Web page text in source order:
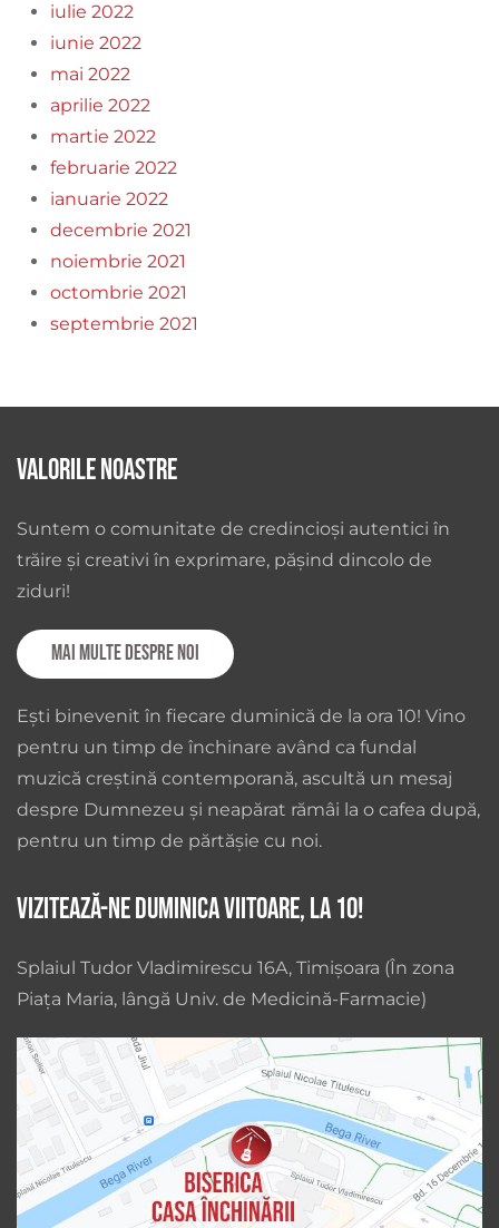
iulie 2022
iunie 2022
mai 2022
aprilie 2022
martie 2022
februarie 2022
ianuarie 2022
decembrie 2021
noiembrie 2021
octombrie 2021
septembrie 2021
Valorile noastre
Suntem o comunitate de credincioși autentici în
trăire și creativi în exprimare, pășind dincolo de
ziduri!
Mai multe despre noi
Ești binevenit în fiecare duminică de la ora 10! Vino
pentru un timp de închinare având ca fundal
muzică creștină contemporană, ascultă un mesaj
despre Dumnezeu și neapărat rămâi la o cafea după,
pentru un timp de părtășie cu noi.
Vizitează-ne duminica viitoare, la 10!
Splaiul Tudor Vladimirescu 16A, Timișoara (În zona
Piața Maria, lângă Univ. de Medicină-Farmacie)